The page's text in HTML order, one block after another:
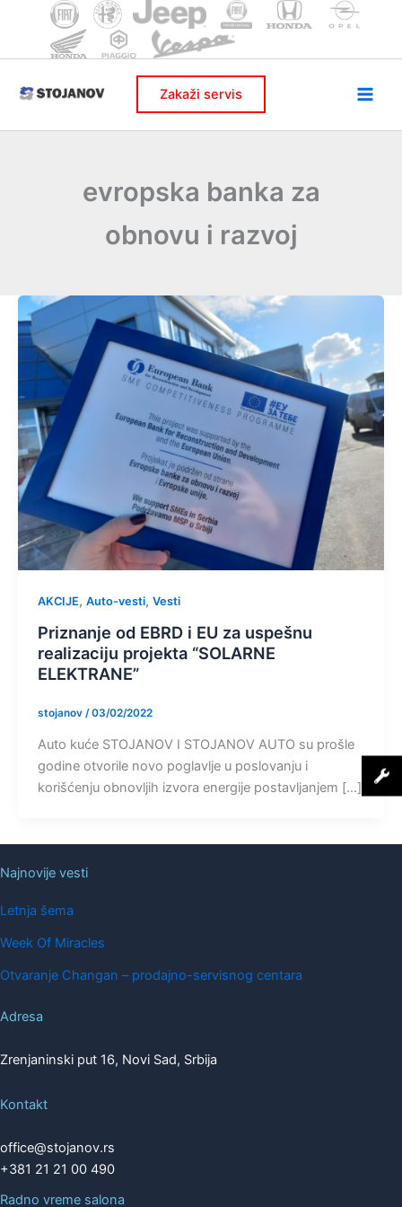
Zakaži servis
evropska banka za
obnovu i razvoj
AKCIJE, Auto-vesti, Vesti
Priznanje od EBRD i EU za uspešnu
realizaciju projekta “SOLARNE
ELEKTRANE”
stojanov /03/02/2022
Auto kuće STOJANOV I STOJANOV AUTO su prošle
godine otvorile novo poglavlje u poslovanju i
korišćenju obnovljih izvora energije postavljanjem […]
Najnovije vesti
Letnja šema
Week Of Miracles
Otvaranje Changan – prodajno-servisnog centara
Adresa
Zrenjaninski put 16, Novi Sad, Srbija
Kontakt
office@stojanov.rs
+381 21 21 00 490
Radno vreme salona